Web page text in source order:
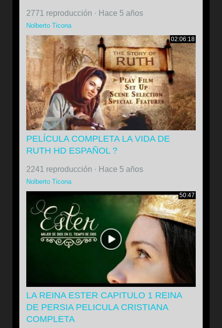
2771 reproducción · Hace 5 años
Nolberto Ticona
02:06:18
PELÍCULA COMPLETA LA VIDA DE
RUTH HD ESPAÑOL ?
2241 reproducción · Hace 5 años
Nolberto Ticona
50:47
LA REINA ESTER CAPITULO 1 REINA
DE PERSIA PELICULA CRISTIANA
COMPLETA